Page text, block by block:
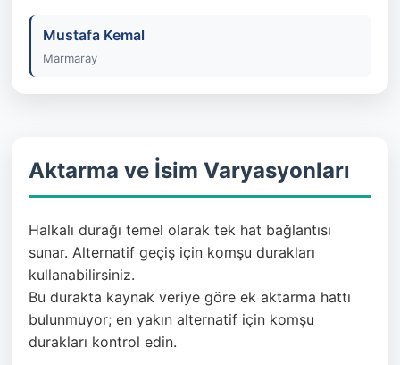
Mustafa Kemal
Marmaray
Aktarma ve İsim Varyasyonları
Halkalı durağı temel olarak tek hat bağlantısı
sunar. Alternatif geçiş için komşu durakları
kullanabilirsiniz.
Bu durakta kaynak veriye göre ek aktarma hattı
bulunmuyor; en yakın alternatif için komşu
durakları kontrol edin.